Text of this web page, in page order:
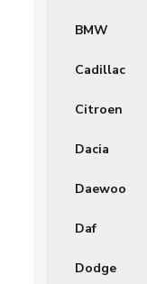
BMW
Cadillac
Citroen
Dacia
Daewoo
Daf
Dodge